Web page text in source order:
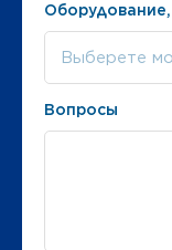
Выберете
Вопросы